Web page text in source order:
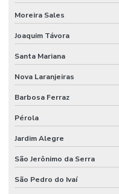
Moreira Sales
Joaquim Távora
Santa Mariana
Nova Laranjeiras
Barbosa Ferraz
Pérola
Jardim Alegre
São Jerônimo da Serra
São Pedro do Ivaí